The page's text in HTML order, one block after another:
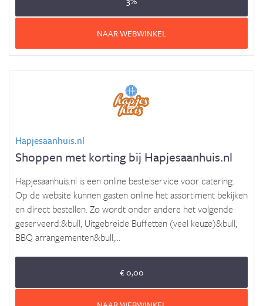
NAAR WEBWINKEL
Hapjesaanhuis.nl
Shoppen met korting bij Hapjesaanhuis.nl
Hapjesaanhuis.nl is een online bestelservice voor catering.
Op de website kunnen gasten online het assortiment bekijken
en direct bestellen. Zo wordt onder andere het volgende
geserveerd:&bull; Uitgebreide Buffetten (veel keuze)&bull;
BBQ arrangementen&bull;...
€ 0,00